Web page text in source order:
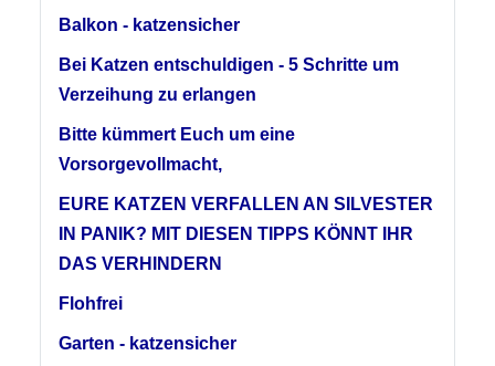
Balkon - katzensicher
Bei Katzen entschuldigen - 5 Schritte um
Verzeihung zu erlangen
Bitte kümmert Euch um eine
Vorsorgevollmacht,
EURE KATZEN VERFALLEN AN SILVESTER
IN PANIK? MIT DIESEN TIPPS KÖNNT IHR
DAS VERHINDERN
Flohfrei
Garten - katzensicher